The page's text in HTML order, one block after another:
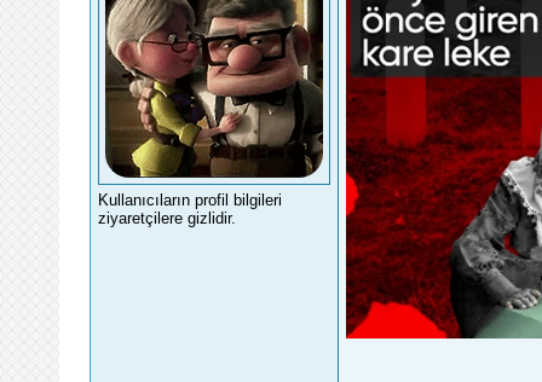
Kullanıcıların profil bilgileri
ziyaretçilere gizlidir.